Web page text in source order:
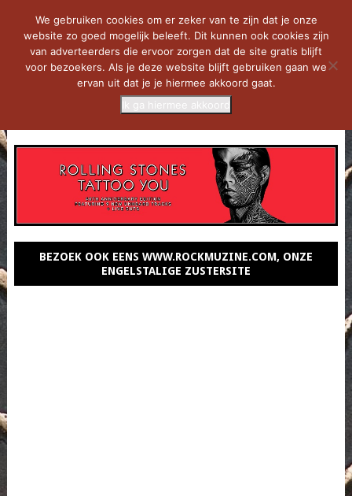
BEZOEK OOK EENS WWW.ROCKMUZINE.COM, ONZE
ENGELSTALIGE ZUSTERSITE
We gebruiken cookies om er zeker van te zijn dat je onze
website zo goed mogelijk beleeft. Dit kunnen ook cookies zijn
van adverteerders die ervoor zorgen dat de site gratis blijft
voor bezoekers. Als je deze website blijft gebruiken gaan we
ervan uit dat je je hiermee akkoord gaat.
Ik ga hiermee akkoord